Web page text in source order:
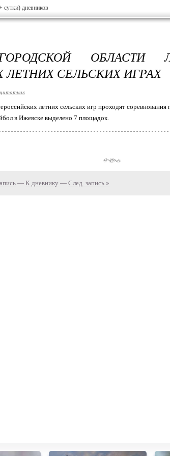
сутки) дневников
ОБЛАСТИ
СЕЛЬСКИХ ИГРАХ
летних сельских игр проходят соревнования
в Ижевске выделено 7 площадок.
— К дневнику — След. запись »